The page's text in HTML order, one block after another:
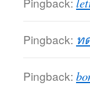
Pingback: ท
Pingback: